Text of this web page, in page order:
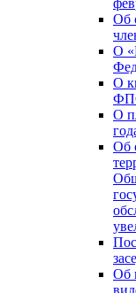
Об
О
О
О
Об
Об